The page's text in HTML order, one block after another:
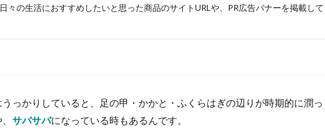
々の生活におすすめしたいと思った商品のサイトURLや、PR広告バナーを掲載して
っかりしていると、足の甲・かかと・ふくらはぎの辺りが時期的に潤っ
サバサバになっている時もあるんです。